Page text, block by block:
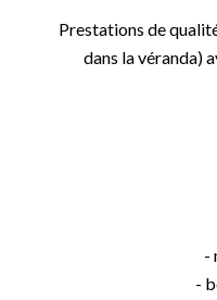
Prestations de
dans la véranda)
-
-